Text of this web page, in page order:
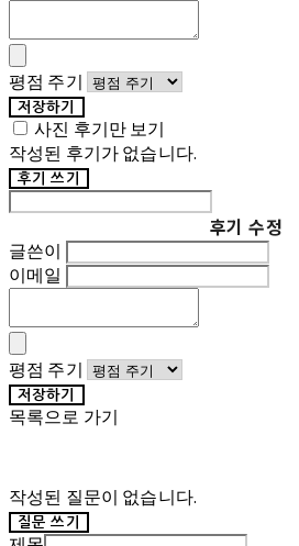
평점 주기
저장하기
사진 후기만 보기
작성된 후기가 없습니다.
후기 쓰기
후기 수정
글쓴이
이메일
평점 주기
저장하기
목록으로 가기
작성된 질문이 없습니다.
질문 쓰기